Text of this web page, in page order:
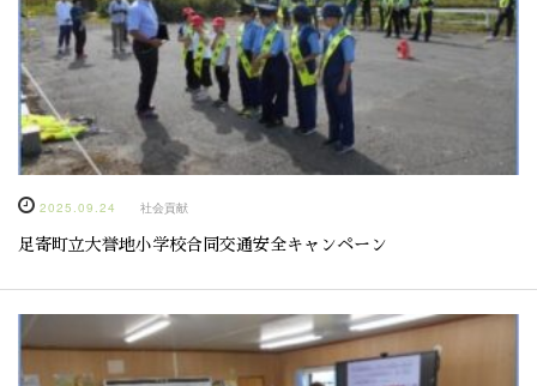
2025.09.24 社会貢献
足寄町立大誉地小学校合同交通安全キャンペーン